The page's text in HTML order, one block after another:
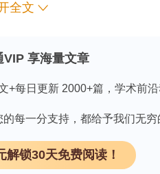
卫生组织(WHO)规定饮用
Absorption
化检测。核酸适配体
M?1。将适配体传感与
全文
VIP 享海量文章
+每日更新 2000+篇，学术前
每一分支持，都给予我们无穷
解锁30天免费阅读！